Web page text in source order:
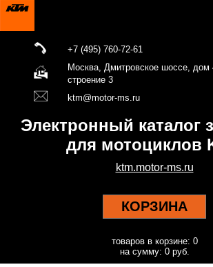
+7 (495) 760-72-61
Москва, Дмитровское шоссе, дом
строение 3
ktm@motor-ms.ru
Электронный каталог
для мотоциклов
ktm.motor-ms.ru
КОРЗИНА
товаров в корзине: 0
на сумму: 0 руб.